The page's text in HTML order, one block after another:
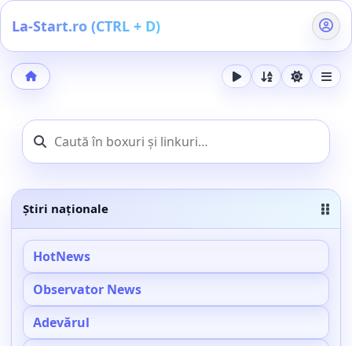
La-Start.ro (CTRL + D)
Acasă
Știri naționale
HotNews
Observator News
Adevărul